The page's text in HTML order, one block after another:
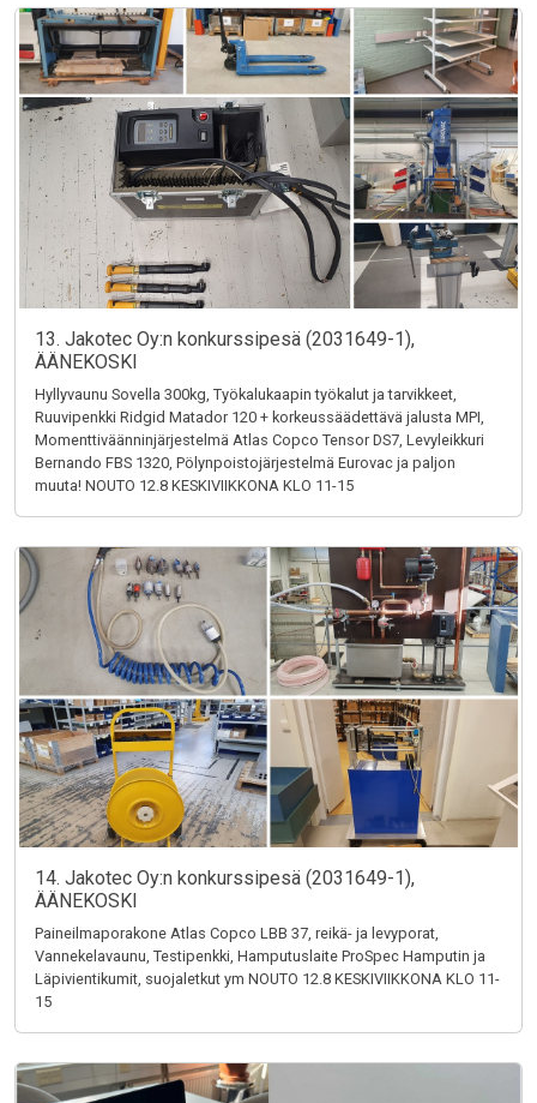
13. Jakotec Oy:n konkurssipesä (2031649-1),
ÄÄNEKOSKI
Hyllyvaunu Sovella 300kg, Työkalukaapin työkalut ja tarvikkeet,
Ruuvipenkki Ridgid Matador 120 + korkeussäädettävä jalusta MPI,
Momenttiväänninjärjestelmä Atlas Copco Tensor DS7, Levyleikkuri
Bernando FBS 1320, Pölynpoistojärjestelmä Eurovac ja paljon
muuta! NOUTO 12.8 KESKIVIIKKONA KLO 11-15
14. Jakotec Oy:n konkurssipesä (2031649-1),
ÄÄNEKOSKI
Paineilmaporakone Atlas Copco LBB 37, reikä- ja levyporat,
Vannekelavaunu, Testipenkki, Hamputuslaite ProSpec Hamputin ja
Läpivientikumit, suojaletkut ym NOUTO 12.8 KESKIVIIKKONA KLO 11-
15